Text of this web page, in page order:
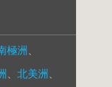
極洲
北美洲